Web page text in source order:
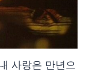
사랑은 만년으